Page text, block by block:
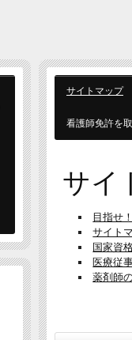
サイトマップ
看護師免許を
サイ
目指せ
サイト
国家資
医療従
薬剤師